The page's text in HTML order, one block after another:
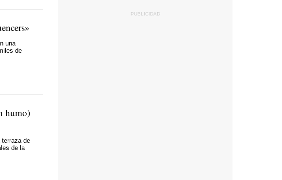
una
de
humo)
terraza de
de la